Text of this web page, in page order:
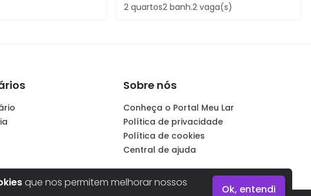
que nos permitem melhorar nossos
Ok, entendi
2 quartos2 banh.2 vaga(s)
Sobre nós
Conheça o Portal Meu Lar
Política de privacidade
Política de cookies
Central de ajuda